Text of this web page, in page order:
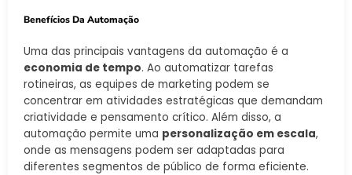
Benefícios Da Automação
Uma das principais vantagens da automação é a
economia de tempo. Ao automatizar tarefas
rotineiras, as equipes de marketing podem se
concentrar em atividades estratégicas que demandam
criatividade e pensamento crítico. Além disso, a
automação permite uma personalização em escala,
onde as mensagens podem ser adaptadas para
diferentes segmentos de público de forma eficiente.